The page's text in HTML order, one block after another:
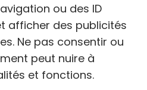
ou des ID
afficher des publicités
Ne pas consentir ou
peut nuire à
et fonctions.
de Blois, ce refuge
dans la sensibilisation
démunis. En plus de sa